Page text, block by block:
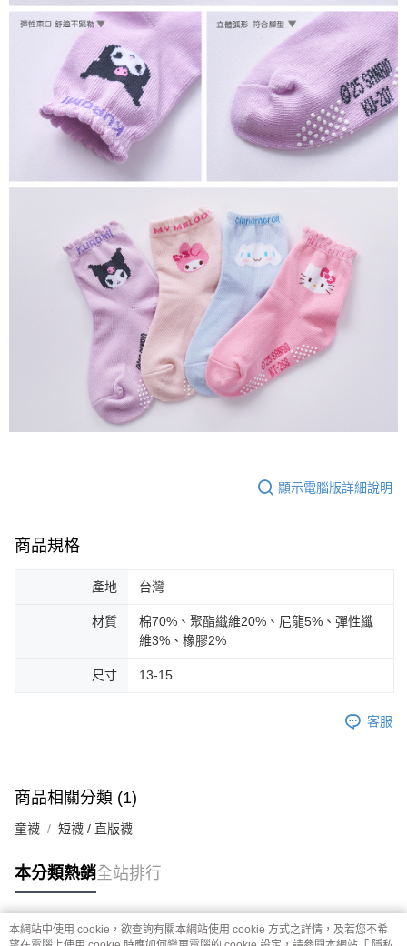
顯示電腦版詳細說明
商品規格
產地 台灣
材質
棉70%、聚酯纖維20%、尼龍5%、彈性纖
維3%、橡膠2%
尺寸 13-15
客服
商品相關分類 (1)
童襪 短襪 / 直版襪
本分類熱銷全站排行
本網站中使用 cookie，欲查詢有關本網站使用 cookie 方式之詳情，及若您不希